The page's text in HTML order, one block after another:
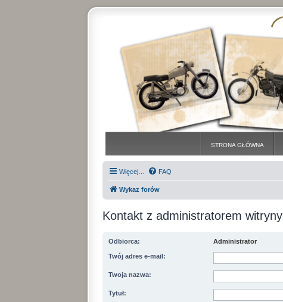
STRONA GŁÓWNA
Więcej… FAQ
Wykaz forów
Kontakt z administratorem witryny
Odbiorca: Administrator
Twój adres e-mail:
Twoja nazwa:
Tytuł: